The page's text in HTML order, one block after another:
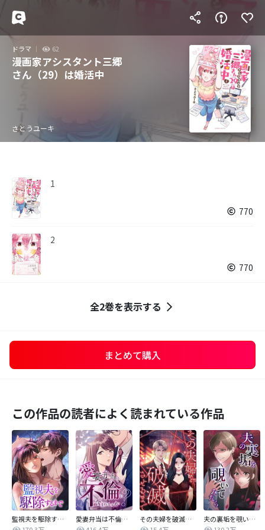
ドラマ 62
漫画家アシスタント三郷
さん（29）は婚活中
さとうユーキ
1
770
2
770
全2巻を表示する
まとめて購入
この作品の読者によく読まれている作品
監視夫を駆除するまで
愛妻弁当は不倫に含まれますか？
その夫婦を破滅させるまで
夫の裏垢を覗いてみたら